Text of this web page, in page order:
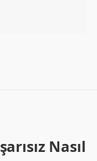
Nasıl